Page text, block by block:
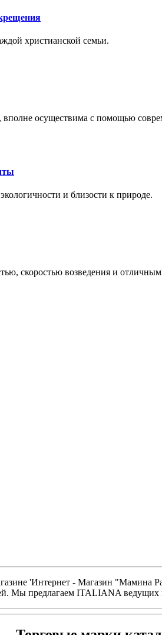
христианской семьи.
осуществима с помощью
и близости к природе.
скоростью возведения и
'Интернет - Магазин "Мамина
Мы предлагаем ITALIANA ведущих